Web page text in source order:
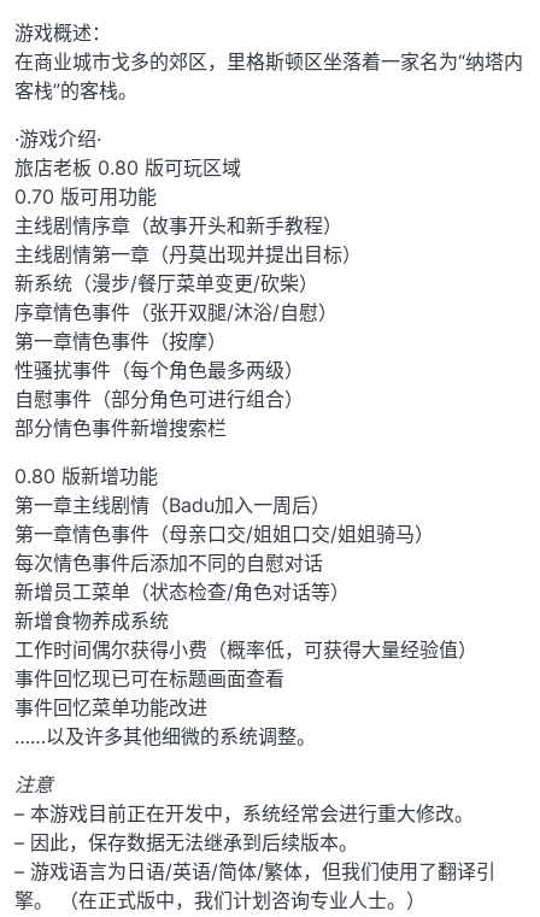
游戏概述：
在商业城市戈多的郊区，里格斯顿区坐落着一家名为“纳塔内
客栈”的客栈。
·游戏介绍·
旅店老板 0.80 版可玩区域
0.70 版可用功能
主线剧情序章（故事开头和新手教程）
主线剧情第一章（丹莫出现并提出目标）
新系统（漫步/餐厅菜单变更/砍柴）
序章情色事件（张开双腿/沐浴/自慰）
第一章情色事件（按摩）
性骚扰事件（每个角色最多两级）
自慰事件（部分角色可进行组合）
部分情色事件新增搜索栏
0.80 版新增功能
第一章主线剧情（Badu加入一周后）
第一章情色事件（母亲口交/姐姐口交/姐姐骑马）
每次情色事件后添加不同的自慰对话
新增员工菜单（状态检查/角色对话等）
新增食物养成系统
工作时间偶尔获得小费（概率低，可获得大量经验值）
事件回忆现已可在标题画面查看
事件回忆菜单功能改进
……以及许多其他细微的系统调整。
注意
– 本游戏目前正在开发中，系统经常会进行重大修改。
– 因此，保存数据无法继承到后续版本。
– 游戏语言为日语/英语/简体/繁体，但我们使用了翻译引
擎。 （在正式版中，我们计划咨询专业人士。）